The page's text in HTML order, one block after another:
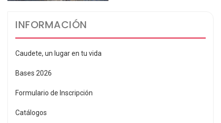
INFORMACIÓN
Caudete, un lugar en tu vida
Bases 2026
Formulario de Inscripción
Catálogos